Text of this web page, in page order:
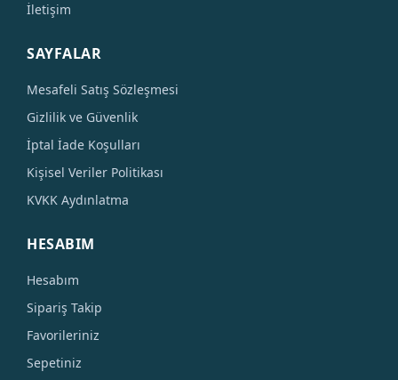
İletişim
SAYFALAR
Mesafeli Satış Sözleşmesi
Gizlilik ve Güvenlik
İptal İade Koşulları
Kişisel Veriler Politikası
KVKK Aydınlatma
HESABIM
Hesabım
Sipariş Takip
Favorileriniz
Sepetiniz